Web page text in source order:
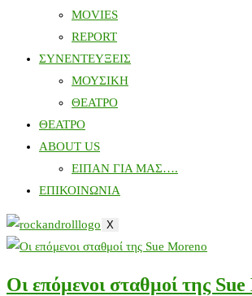
MOVIES
REPORT
ΣΥΝΕΝΤΕΥΞΕΙΣ
ΜΟΥΣΙΚΗ
ΘΕΑΤΡΟ
ΘΕΑΤΡΟ
ABOUT US
ΕΙΠΑΝ ΓΙΑ ΜΑΣ….
ΕΠΙΚΟΙΝΩΝΙΑ
X
Οι επόμενοι σταθμοί της